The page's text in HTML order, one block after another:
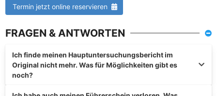
Termin jetzt online reservieren
FRAGEN & ANTWORTEN
Ich finde meinen Hauptuntersuchungsbericht im
Original nicht mehr. Was für Möglichkeiten gibt es
noch?